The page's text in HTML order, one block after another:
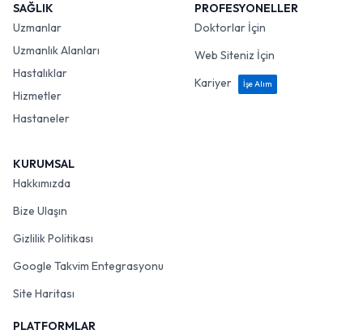
SAĞLIK
Uzmanlar
Uzmanlık Alanları
Hastalıklar
Hizmetler
Hastaneler
PROFESYONELLER
Doktorlar İçin
Web Siteniz İçin
Kariyer
İşe Alım
KURUMSAL
Hakkımızda
Bize Ulaşın
Gizlilik Politikası
Google Takvim Entegrasyonu
Site Haritası
PLATFORMLAR